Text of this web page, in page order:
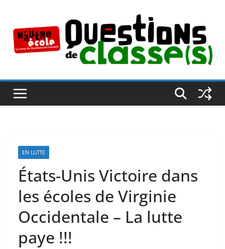
contenu
EN LUTTE
États-Unis Victoire dans
les écoles de Virginie
Occidentale – La lutte
paye !!!